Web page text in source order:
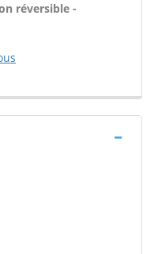
réversible -